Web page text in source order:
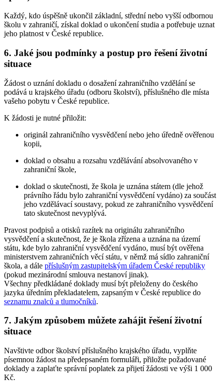
Každý, kdo úspěšně ukončil základní, střední nebo vyšší odbornou
školu v zahraničí, získal doklad o ukončení studia a potřebuje uznat
jeho platnost v České republice.
6. Jaké jsou podmínky a postup pro řešení životní
situace
Žádost o uznání dokladu o dosažení zahraničního vzdělání se
podává u krajského úřadu (odboru školství), příslušného dle místa
vašeho pobytu v České republice.
K žádosti je nutné přiložit:
originál zahraničního vysvědčení nebo jeho úředně ověřenou
kopii,
doklad o obsahu a rozsahu vzdělávání absolvovaného v
zahraniční škole,
doklad o skutečnosti, že škola je uznána státem (dle jehož
právního řádu bylo zahraniční vysvědčení vydáno) za součást
jeho vzdělávací soustavy, pokud ze zahraničního vysvědčení
tato skutečnost nevyplývá.
Pravost podpisů a otisků razítek na originálu zahraničního
vysvědčení a skutečnost, že je škola zřízena a uznána na území
státu, kde bylo zahraniční vysvědčení vydáno, musí být ověřena
ministerstvem zahraničních věcí státu, v němž má sídlo zahraniční
škola, a dále příslušným zastupitelským úřadem České republiky
(pokud mezinárodní smlouva nestanoví jinak).
Všechny předkládané doklady musí být přeloženy do českého
jazyka úředním překladatelem, zapsaným v České republice do
seznamu znalců a tlumočníků.
7. Jakým způsobem můžete zahájit řešení životní
situace
Navštivte odbor školství příslušného krajského úřadu, vyplňte
písemnou žádost na předepsaném formuláři, přiložte požadované
doklady a zaplaťte správní poplatek za přijetí žádosti ve výši 1 000
Kč.